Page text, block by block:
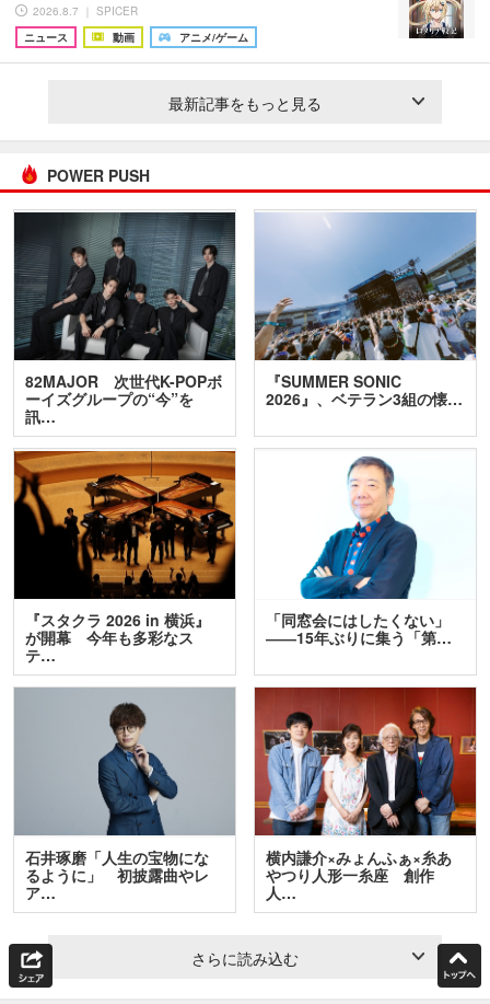
2026.8.7 ｜ SPICER
ニュース
動画 アニメ/ゲーム
最新記事をもっと見る
POWER PUSH
82MAJOR 次世代K-POPボ
ーイズグループの“今”を
訊…
『SUMMER SONIC
2026』、ベテラン3組の懐…
『スタクラ 2026 in 横浜』
が開幕 今年も多彩なス
テ…
「同窓会にはしたくない」
――15年ぶりに集う「第…
石井琢磨「人生の宝物にな
るように」 初披露曲やレ
ア…
横内謙介×みょんふぁ×糸あ
やつり人形一糸座 創作
人…
さらに読み込む